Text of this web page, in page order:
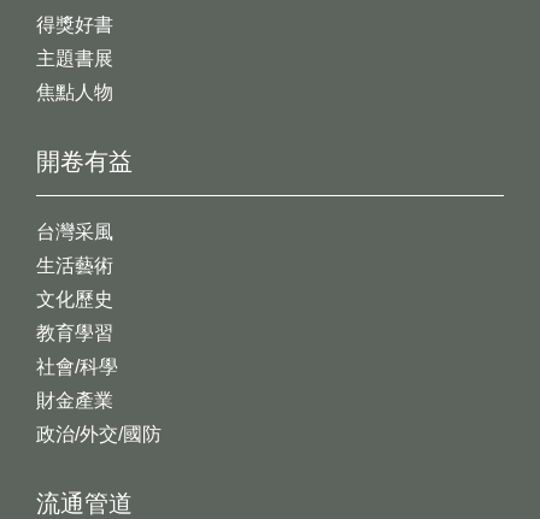
開卷有益
台灣采風
生活藝術
文化歷史
教育學習
社會/科學
財金產業
政治/外交/國防
得獎好書
主題書展
焦點人物
流通管道